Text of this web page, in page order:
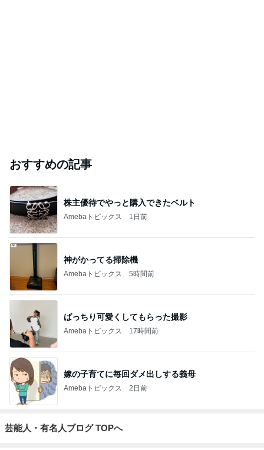
おすすめの記事
株主優待でやっと購入できたベルト
Amebaトピックス 1日前
神がかってる掃除機
Amebaトピックス 5時間前
ばっちり可愛くしてもらった撮影
Amebaトピックス 17時間前
嫁の子育てに毎回ダメ出しする義母
Amebaトピックス 2日前
芸能人・有名人ブログ TOPへ